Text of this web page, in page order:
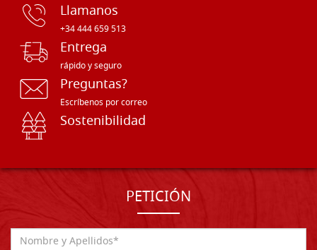
Llamanos
+34 444 659 513
Entrega
rápido y seguro
Preguntas?
Escríbenos por correo
Sostenibilidad
PETICIÓN